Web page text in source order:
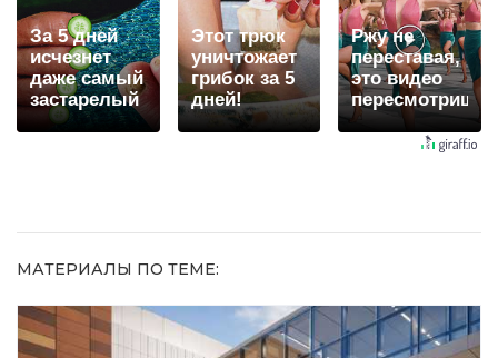
За 5 дней
исчезнет
даже самый
застарелый
грибок: вот
Этот трюк
уничтожает
грибок за 5
дней!
Ржу не
переставая,
это видео
пересмотришь
не раз
МАТЕРИАЛЫ ПО ТЕМЕ: